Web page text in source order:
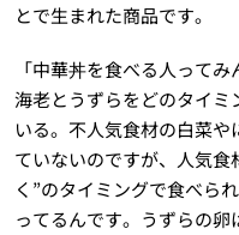
とで生まれた商品です。
「中華丼を食べる人って
海老とうずらをどのタイ
いる。不人気食材の白菜
ていないのですが、人気
く”のタイミングで食べら
ってるんです。うずらの卵